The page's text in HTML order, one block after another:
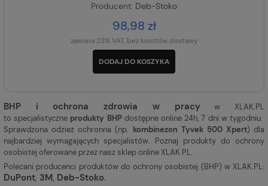
Producent: Deb-Stoko
98,98 zł
zawiera 23% VAT, bez kosztów dostawy
DODAJ DO KOSZYKA
BHP i ochrona zdrowia w pracyw XLAK.PL
to specjalistyczne produkty BHP dostępne online 24h, 7 dni w tygodniu.
Sprawdzona odzież ochronna (np. kombinezon Tyvek 500 Xpert) dla
najbardziej wymagających specjalistów. Poznaj produkty do ochrony
osobistej oferowane przez nasz sklep online XLAK.PL.
Polecani producenci produktów do ochrony osobistej (BHP) w XLAK.PL:
DuPont, 3M, Deb-Stoko.